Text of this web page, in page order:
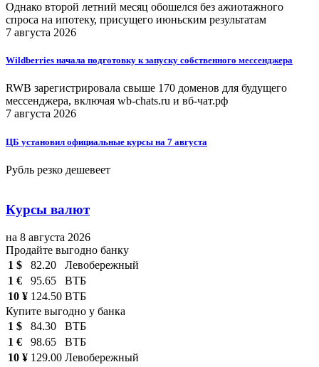
Однако второй летний месяц обошелся без ажиотажного
спроса на ипотеку, присущего июньским результатам
7 августа 2026
Wildberries начала подготовку к запуску собственного мессенджера
RWB зарегистрировала свыше 170 доменов для будущего
мессенджера, включая wb-chats.ru и вб-чат.рф
7 августа 2026
ЦБ установил официальные курсы на 7 августа
Рубль резко дешевеет
Курсы валют
на 8 августа 2026
Продайте выгодно банку
1 $
82.20
Левобережный
1 €
95.65
ВТБ
10 ¥ 124.50 ВТБ
Купите выгодно у банка
1 $
84.30
ВТБ
1 €
98.65
ВТБ
10 ¥ 129.00 Левобережный